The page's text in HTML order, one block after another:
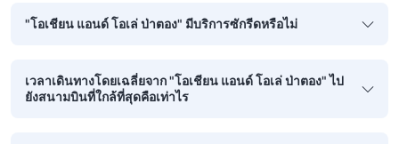
"โอเชียน แอนด์ โอเล่ ป่าตอง" มีบริการซักรีดหรือไม่
เวลาเดินทางโดยเฉลี่ยจาก "โอเชียน แอนด์ โอเล่ ป่าตอง" ไป
ยังสนามบินที่ใกล้ที่สุดคือเท่าไร